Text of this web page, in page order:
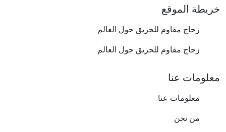
خريطة الموقع
زجاج مقاوم للحريق حول العالم
زجاج مقاوم للحريق حول العالم
معلومات عنا
معلومات عنا
من نحن